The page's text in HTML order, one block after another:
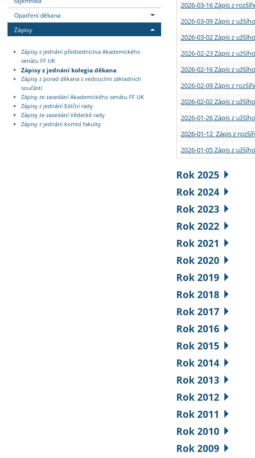
Opatření děkana
Zápisy
Zápisy z jednání předsednictva Akademického
senátu FF UK
Zápisy z jednání kolegia děkana
Zápisy z porad děkana s vedoucími základních
součástí
Zápisy ze zasedání Akademického senátu FF UK
Zápisy z jednání Ediční rady
Zápisy ze zasedání Vědecké rady
Zápisy z jednání komisí fakulty
2026-03-16 Zápis z
2026-03-09 Zápis z
2026-03-02 Zápis z
2026-02-23 Zápis z
2026-02-16 Zápis z
2026-02-09 Zápis z
2026-02-02 Zápis z
2026-01-26 Zápis z
2026-01-12 Zápis z
2026-01-05 Zápis z
Rok 2025
Rok 2024
Rok 2023
Rok 2022
Rok 2021
Rok 2020
Rok 2019
Rok 2018
Rok 2017
Rok 2016
Rok 2015
Rok 2014
Rok 2013
Rok 2012
Rok 2011
Rok 2010
Rok 2009